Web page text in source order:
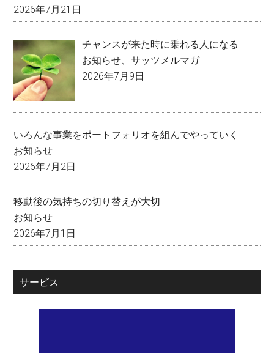
2026年7月21日
チャンスが来た時に乗れる人になる
お知らせ、サッツメルマガ
2026年7月9日
いろんな事業をポートフォリオを組んでやっていく
お知らせ
2026年7月2日
移動後の気持ちの切り替えが大切
お知らせ
2026年7月1日
サービス